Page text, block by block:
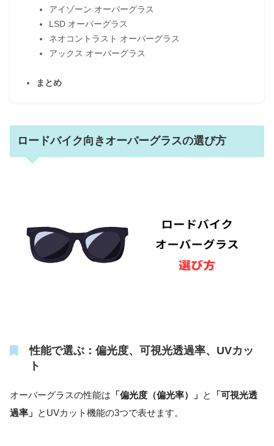
アイゾーン オーバーグラス
LSD オーバーグラス
ネオコントラスト オーバーグラス
アックス オーバーグラス
まとめ
ロードバイク向きオーバーグラスの選び方
性能で選ぶ：偏光度、可視光透過率、UVカッ
ト
オーバーグラスの性能は 「偏光度（偏光率）」 と
「可視光透
過率」 とUVカット機能の3つで表せます。